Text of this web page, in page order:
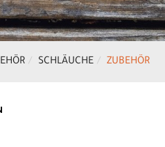
SCHLÄUCHE ZUBEHÖR